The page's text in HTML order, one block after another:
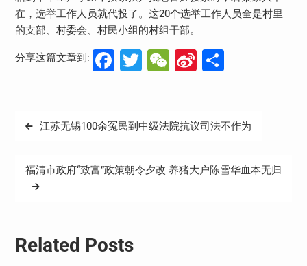
在，选举工作人员就代投了。这20个选举工作人员全是村里
的支部、村委会、村民小组的村组干部。
分享这篇文章到: Facebook
Twitter
WeChat
Sina分
文
导
江苏无锡100余冤民到中级法院抗议司法不作为
福清市政府“致富”政策朝令夕改 养猪大户陈雪华血本无归
Related Posts